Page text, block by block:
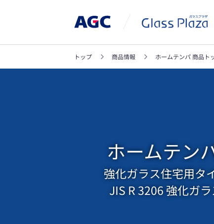
トップ 商品情報 ホームテンパ 商品ト
ホームテン
強化ガラス住宅用タ
JIS R 3206 強化ガ